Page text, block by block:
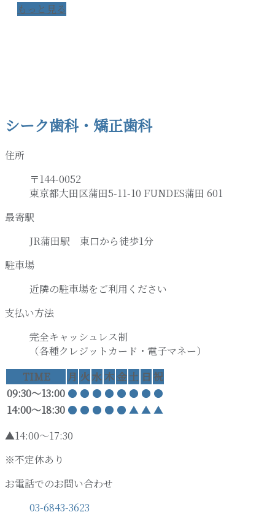
もっと見る
シーク歯科・矯正歯科
住所
〒144-0052
東京都大田区蒲田5-11-10 FUNDES蒲田 601
最寄駅
JR蒲田駅 東口から徒歩1分
駐車場
近隣の駐車場をご利用ください
支払い方法
完全キャッシュレス制
（各種クレジットカード・電子マネー）
TIME
月 火水 木 金 土 日 祝
09:30〜13:00 ● ● ● ● ● ● ● ●
14:00〜18:30 ● ● ● ● ● ▲▲▲
▲14:00～17:30
※不定休あり
お電話でのお問い合わせ
03-6843-3623